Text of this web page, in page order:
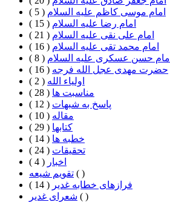
امام موسی کاظم علیه السلام ( 5 )
امام رضا علیه السلام ( 15 )
امام علی نقی علیه السلام ( 21 )
امام محمد تقی علیه السلام ( 16 )
امام حسن عسکری علیه السلام ( 8 )
حضرت مهدی عجل الله فرجه ( 16 )
اولیاء الله ( 2 )
مناسبت ها ( 28 )
پاسخ به شبهات ( 12 )
مقاله ( 10 )
كتابها ( 29 )
خطبه ها ( 14 )
تحقيقات ( 24 )
اخبار ( 4 )
تقویم شیعه ( )
فرازهای خطابه غدیر ( 14 )
شعرای غدیر ( )